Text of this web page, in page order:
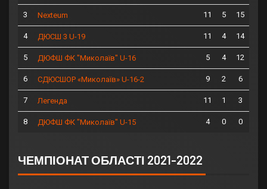
3 Nexteum 11 5 15
4 ДЮСШ 3 U-19 11 4 14
5 ДЮФШ ФК "Миколаїв" U-16 5 4 12
6 СДЮСШОР «Миколаїв» U-16-2 9 2 6
7 Легенда 11 1 3
8 ДЮФШ ФК "Миколаїв" U-15 4 0 0
ЧЕМПІОНАТ ОБЛАСТІ 2021-2022